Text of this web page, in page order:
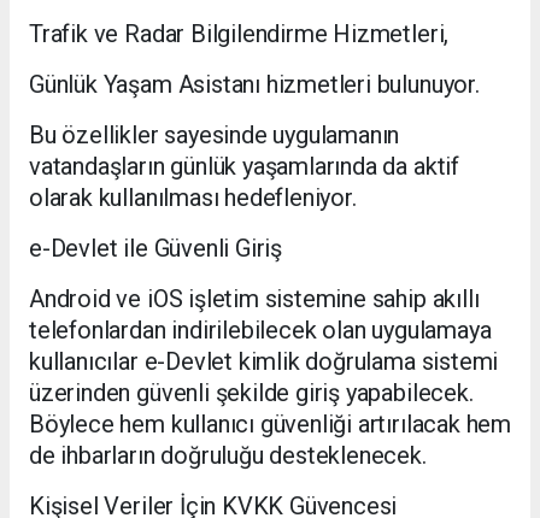
Trafik ve Radar Bilgilendirme Hizmetleri,
Günlük Yaşam Asistanı hizmetleri bulunuyor.
Bu özellikler sayesinde uygulamanın
vatandaşların günlük yaşamlarında da aktif
olarak kullanılması hedefleniyor.
e-Devlet ile Güvenli Giriş
Android ve iOS işletim sistemine sahip akıllı
telefonlardan indirilebilecek olan uygulamaya
kullanıcılar e-Devlet kimlik doğrulama sistemi
üzerinden güvenli şekilde giriş yapabilecek.
Böylece hem kullanıcı güvenliği artırılacak hem
de ihbarların doğruluğu desteklenecek.
Kişisel Veriler İçin KVKK Güvencesi